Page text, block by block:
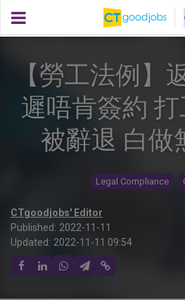
【勞工法例】
遲唔肯簽約
被辭退 白做
Legal Compliance
CTgoodjobs' Editor
Published: 2022-11-11
Updated: 2022-11-11 09:54